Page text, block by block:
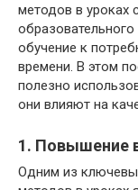
методов в уроках
обучение к
времени. В этом
полезно
они влияют на
1. Повышение
Одним из